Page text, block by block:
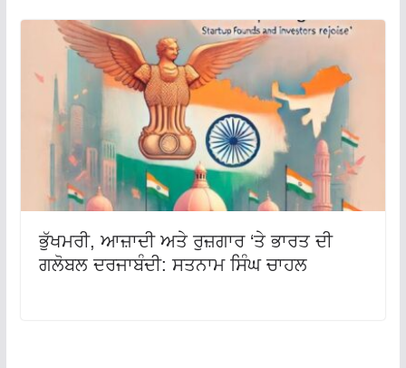
ਭੁੱਖਮਰੀ, ਆਜ਼ਾਦੀ ਅਤੇ ਰੁਜ਼ਗਾਰ ‘ਤੇ ਭਾਰਤ ਦੀ
ਗਲੋਬਲ ਦਰਜਾਬੰਦੀ: ਸਤਨਾਮ ਸਿੰਘ ਚਾਹਲ